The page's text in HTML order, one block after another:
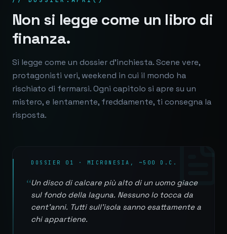
Non si legge come un libro di
finanza.
Si legge come un dossier d'inchiesta. Scene vere,
protagonisti veri, weekend in cui il mondo ha
rischiato di fermarsi. Ogni capitolo si apre su un
mistero, e lentamente, freddamente, ti consegna la
risposta.
DOSSIER 01 · MICRONESIA, ~500 D.C.
“Un disco di calcare più alto di un uomo giace
sul fondo della laguna. Nessuno lo tocca da
cent'anni. Tutti sull'isola sanno esattamente a
chi appartiene.